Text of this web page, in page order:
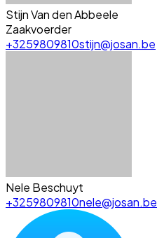
Stijn Van den Abbeele
Zaakvoerder
+3259809810stijn@josan.be
Nele Beschuyt
+3259809810nele@josan.be